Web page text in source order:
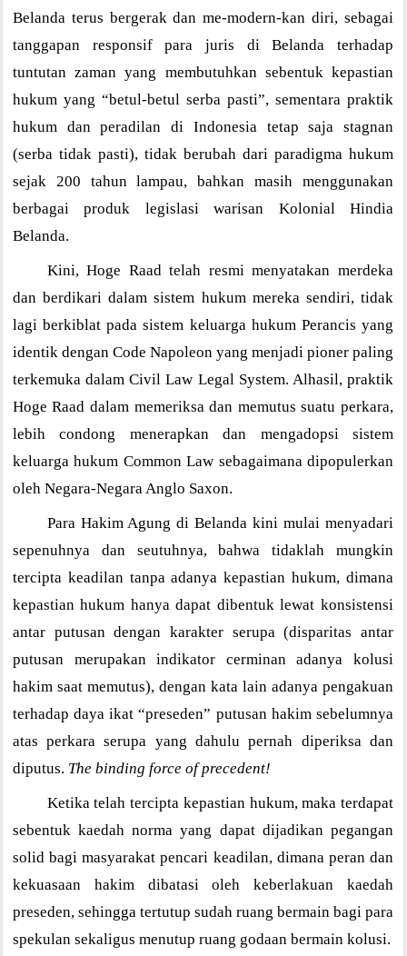
Belanda terus bergerak dan me-modern-kan diri, sebagai
tanggapan responsif para juris di Belanda terhadap
tuntutan zaman yang membutuhkan sebentuk kepastian
hukum yang “betul-betul serba pasti”, sementara praktik
hukum dan peradilan di Indonesia tetap saja stagnan
(serba tidak pasti), tidak berubah dari paradigma hukum
sejak 200 tahun lampau, bahkan masih menggunakan
berbagai produk legislasi warisan Kolonial Hindia
Belanda.
Kini, Hoge Raad telah resmi menyatakan merdeka
dan berdikari dalam sistem hukum mereka sendiri, tidak
lagi berkiblat pada sistem keluarga hukum Perancis yang
identik dengan Code Napoleon yang menjadi pioner paling
terkemuka dalam Civil Law Legal System. Alhasil, praktik
Hoge Raad dalam memeriksa dan memutus suatu perkara,
lebih condong menerapkan dan mengadopsi sistem
keluarga hukum Common Law sebagaimana dipopulerkan
oleh Negara-Negara Anglo Saxon.
Para Hakim Agung di Belanda kini mulai menyadari
sepenuhnya dan seutuhnya, bahwa tidaklah mungkin
tercipta keadilan tanpa adanya kepastian hukum, dimana
kepastian hukum hanya dapat dibentuk lewat konsistensi
antar putusan dengan karakter serupa (disparitas antar
putusan merupakan indikator cerminan adanya kolusi
hakim saat memutus), dengan kata lain adanya pengakuan
terhadap daya ikat “preseden” putusan hakim sebelumnya
atas perkara serupa yang dahulu pernah diperiksa dan
diputus. The binding force of precedent!
Ketika telah tercipta kepastian hukum, maka terdapat
sebentuk kaedah norma yang dapat dijadikan pegangan
solid bagi masyarakat pencari keadilan, dimana peran dan
kekuasaan hakim dibatasi oleh keberlakuan kaedah
preseden, sehingga tertutup sudah ruang bermain bagi para
spekulan sekaligus menutup ruang godaan bermain kolusi.